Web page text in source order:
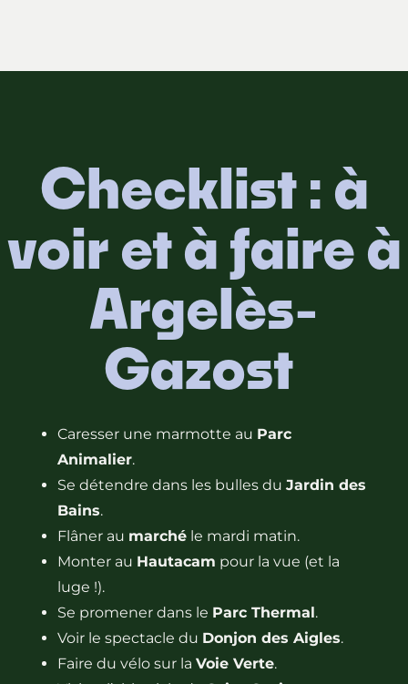
Checklist : à
voir et à faire à
Argelès-
Gazost
Caresser une marmotte au Parc
Animalier.
Se détendre dans les bulles du Jardin des
Bains.
Flâner au marchéle mardi matin.
Monter au Hautacam pour la vue (et la
luge !).
Se promener dans le Parc Thermal.
Voir le spectacle du Donjon des Aigles.
Faire du vélo sur la Voie Verte.